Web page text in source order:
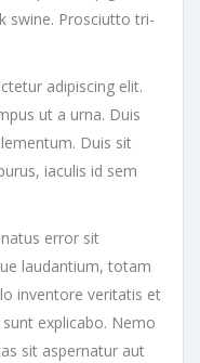
swine. Prosciutto tri-
adipiscing elit.
ut a urna. Duis
Duis sit
iaculis id sem
error sit
laudantium, totam
inventore veritatis et
explicabo. Nemo
sit aspernatur aut